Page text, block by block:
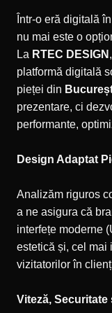
Într-o eră digitală
nu mai este o
La RTEC DESIGN
platformă digitală
pieței din
prezentare, ci
performante,
Design Adaptat
Analizăm riguros
a ne asigura că
interfețe moderne
estetică și, cel mai
vizitatorilor în
Viteză, Securitate